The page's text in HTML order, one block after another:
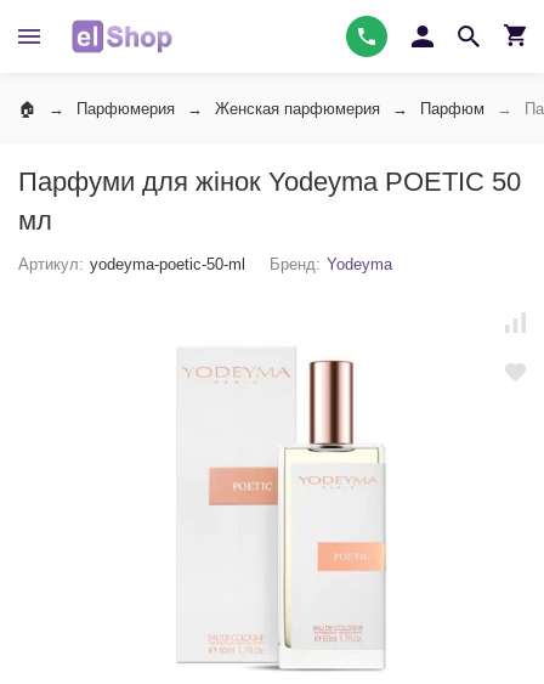
Парфюмерия Женская парфюмерия Парфюм
Парфуми для жінок Yodeyma POETIC 50
мл
Артикул: yodeyma-poetic-50-ml Бренд: Yodeyma